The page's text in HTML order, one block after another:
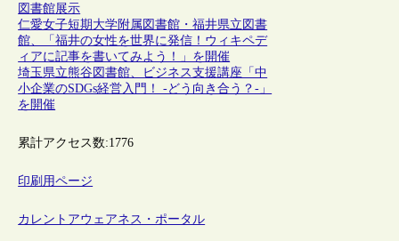
図書館展示
仁愛女子短期大学附属図書館・福井県立図書
館、「福井の女性を世界に発信！ウィキペデ
ィアに記事を書いてみよう！」を開催
埼玉県立熊谷図書館、ビジネス支援講座「中
小企業のSDGs経営入門！ -どう向き合う？-」
を開催
累計アクセス数:1776
印刷用ページ
カレントアウェアネス・ポータル